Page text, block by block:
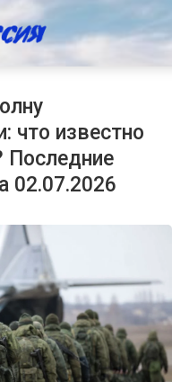
что известно
Последние
02.07.2026